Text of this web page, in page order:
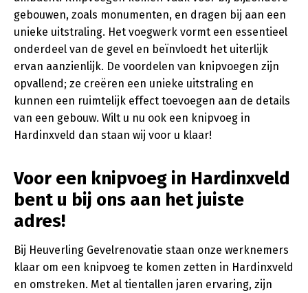
gebouwen, zoals monumenten, en dragen bij aan een
unieke uitstraling. Het voegwerk vormt een essentieel
onderdeel van de gevel en beïnvloedt het uiterlijk
ervan aanzienlijk. De voordelen van knipvoegen zijn
opvallend; ze creëren een unieke uitstraling en
kunnen een ruimtelijk effect toevoegen aan de details
van een gebouw. Wilt u nu ook een knipvoeg in
Hardinxveld dan staan wij voor u klaar!
Voor een knipvoeg in Hardinxveld
bent u bij ons aan het juiste
adres!
Bij Heuverling Gevelrenovatie staan onze werknemers
klaar om een knipvoeg te komen zetten in Hardinxveld
en omstreken. Met al tientallen jaren ervaring, zijn